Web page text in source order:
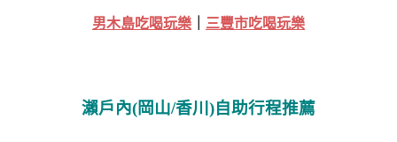
男木島吃喝玩樂 三豐市吃喝玩樂
瀨戶內(岡山/香川)自助行程推薦